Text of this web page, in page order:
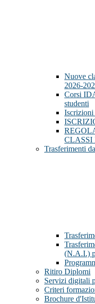
Nuove
2026-
Corsi
studenti
Iscrizioni
CLASSI
Trasferimenti
(N.A.I.)
Ritiro Diplomi
Servizi digitali
Criteri
Brochure